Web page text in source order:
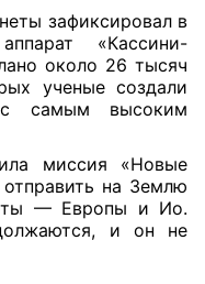
зафиксировал в
«Кассини-
около 26 тысяч
ученые создали
самым высоким
миссия «Новые
на Землю
— Европы и Ио.
и он не